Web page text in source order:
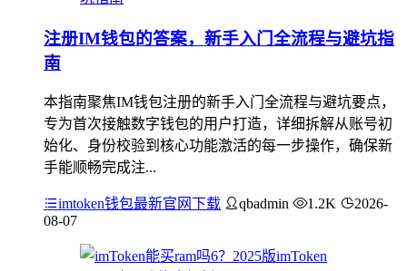
注册IM钱包的答案，新手入门全流程与避坑指
南
本指南聚焦IM钱包注册的新手入门全流程与避坑要点，
专为首次接触数字钱包的用户打造，详细拆解从账号初
始化、身份校验到核心功能激活的每一步操作，确保新
手能顺畅完成注...
imtoken钱包最新官网下载 qbadmin 1.2K
2026-
08-07